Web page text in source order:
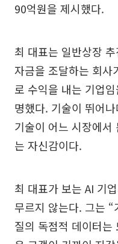
90억원을 제시했다.
최 대표는 일반상장
자금을 조달하는 회사
로 수익을 내는 기업
명했다. 기술이 뛰어
기술이 어느 시장에
는 자신감이다.
최 대표가 보는 AI 기
무르지 않는다. 그는
질의 독점적 데이터는